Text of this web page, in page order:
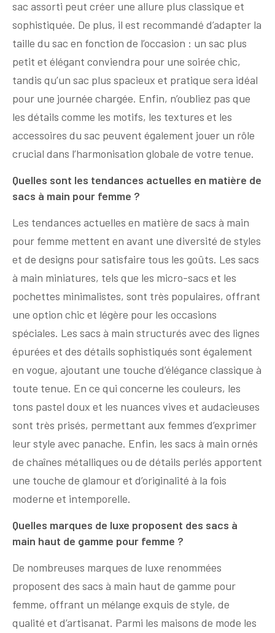
sac assorti peut créer une allure plus classique et
sophistiquée. De plus, il est recommandé d’adapter la
taille du sac en fonction de l’occasion : un sac plus
petit et élégant conviendra pour une soirée chic,
tandis qu’un sac plus spacieux et pratique sera idéal
pour une journée chargée. Enfin, n’oubliez pas que
les détails comme les motifs, les textures et les
accessoires du sac peuvent également jouer un rôle
crucial dans l’harmonisation globale de votre tenue.
Quelles sont les tendances actuelles en matière de
sacs à main pour femme ?
Les tendances actuelles en matière de sacs à main
pour femme mettent en avant une diversité de styles
et de designs pour satisfaire tous les goûts. Les sacs
à main miniatures, tels que les micro-sacs et les
pochettes minimalistes, sont très populaires, offrant
une option chic et légère pour les occasions
spéciales. Les sacs à main structurés avec des lignes
épurées et des détails sophistiqués sont également
en vogue, ajoutant une touche d’élégance classique à
toute tenue. En ce qui concerne les couleurs, les
tons pastel doux et les nuances vives et audacieuses
sont très prisés, permettant aux femmes d’exprimer
leur style avec panache. Enfin, les sacs à main ornés
de chaînes métalliques ou de détails perlés apportent
une touche de glamour et d’originalité à la fois
moderne et intemporelle.
Quelles marques de luxe proposent des sacs à
main haut de gamme pour femme ?
De nombreuses marques de luxe renommées
proposent des sacs à main haut de gamme pour
femme, offrant un mélange exquis de style, de
qualité et d’artisanat. Parmi les maisons de mode les